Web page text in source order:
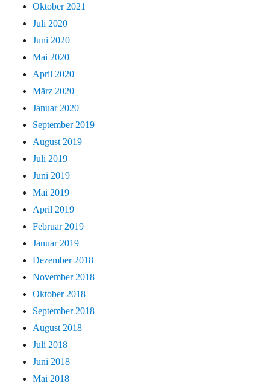
Oktober 2021
Juli 2020
Juni 2020
Mai 2020
April 2020
März 2020
Januar 2020
September 2019
August 2019
Juli 2019
Juni 2019
Mai 2019
April 2019
Februar 2019
Januar 2019
Dezember 2018
November 2018
Oktober 2018
September 2018
August 2018
Juli 2018
Juni 2018
Mai 2018